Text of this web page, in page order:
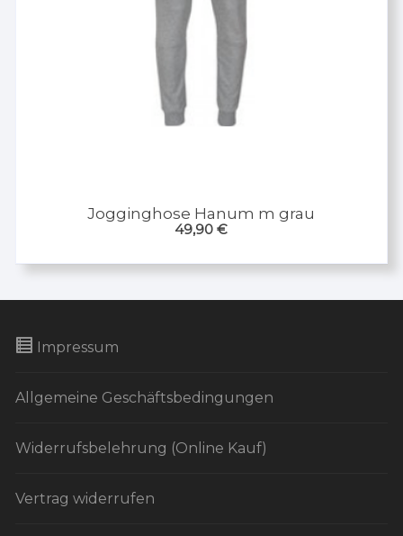
Jogginghose Hanum m grau
49,90€
Impressum
Allgemeine Geschäftsbedingungen
Widerrufsbelehrung (Online Kauf)
Vertrag widerrufen